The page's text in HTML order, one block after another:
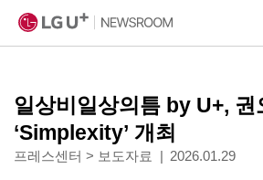
일상비일상의틈 by U+, 권
‘Simplexity’ 개최
프레스센터 > 보도자료 2026.01.29